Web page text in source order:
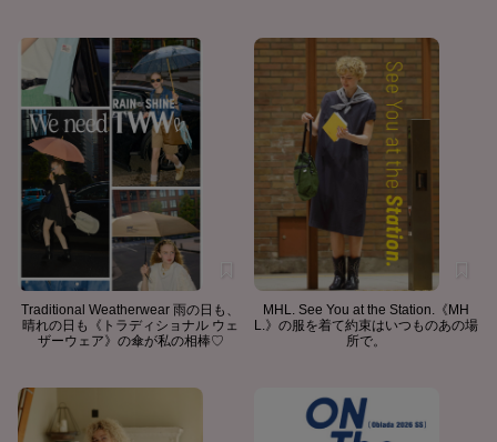
Traditional Weatherwear 雨の日も、
晴れの日も《トラディショナル ウェ
ザーウェア》の傘が私の相棒♡
MHL. See You at the Station.《MH
L.》の服を着て約束はいつものあの場
所で。